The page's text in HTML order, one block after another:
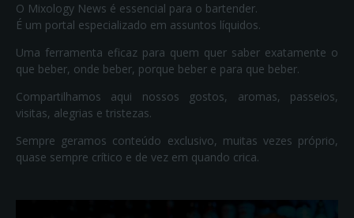
O Mixology News é essencial para o bartender.
É um portal especializado em assuntos líquidos.
Uma ferramenta eficaz para quem quer saber exatamente o
que beber, onde beber, porque beber e para que beber.
Compartilhamos aqui nossos gostos, aromas, passeios,
visitas, alegrias e tristezas.
Sempre geramos conteúdo exclusivo, muitas vezes próprio,
quase sempre crítico e de vez em quando crica.